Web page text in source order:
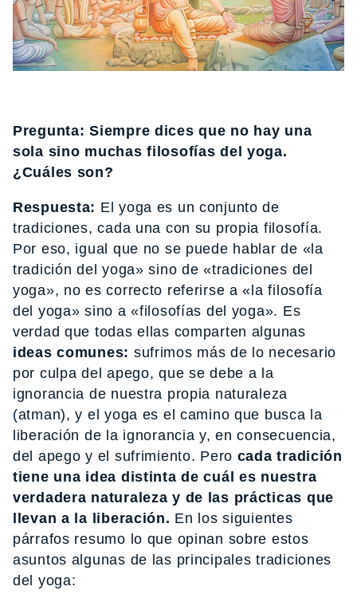
Pregunta: Siempre dices que no hay una
sola sino muchas filosofías del yoga.
¿Cuáles son?
Respuesta: El yoga es un conjunto de
tradiciones, cada una con su propia filosofía.
Por eso, igual que no se puede hablar de «la
tradición del yoga» sino de «tradiciones del
yoga», no es correcto referirse a «la filosofía
del yoga» sino a «filosofías del yoga». Es
verdad que todas ellas comparten algunas
ideas comunes: sufrimos más de lo necesario
por culpa del apego, que se debe a la
ignorancia de nuestra propia naturaleza
(atman), y el yoga es el camino que busca la
liberación de la ignorancia y, en consecuencia,
del apego y el sufrimiento. Pero cada tradición
tiene una idea distinta de cuál es nuestra
verdadera naturaleza y de las prácticas que
llevan a la liberación. En los siguientes
párrafos resumo lo que opinan sobre estos
asuntos algunas de las principales tradiciones
del yoga: